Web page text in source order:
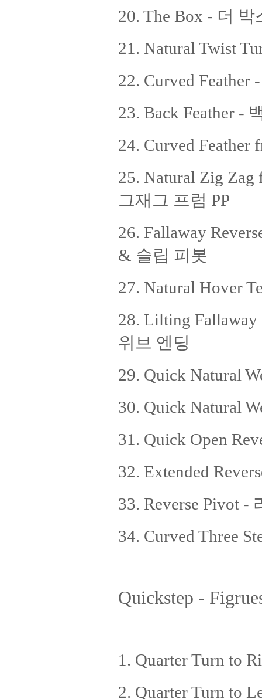
20. The Box - 더 박
21. Natural Twist
22. Curved Feather
23. Back Feather -
24. Curved Feather
25. Natural Zig
그재그 프럼 PP
26. Fallaway
& 슬립 피봇
27. Natural Hover
28. Lilting
위브 엔딩
29. Quick Natural
30. Quick Natural
31. Quick Open
32. Extended
33. Reverse Pivot -
34. Curved Three
Quickstep -
1. Quarter Turn to
2. Quarter Turn to